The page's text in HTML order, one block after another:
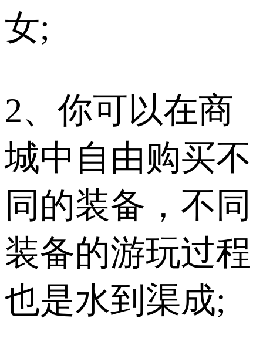
女;
2、你可以在商
城中自由购买不
同的装备，不同
装备的游玩过程
也是水到渠成;